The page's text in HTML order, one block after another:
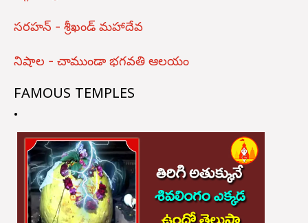
సరహన్ - శ్రీఖండ్ మహాదేవ
నిషాల - చాముండా భగవతి ఆలయం
FAMOUS TEMPLES